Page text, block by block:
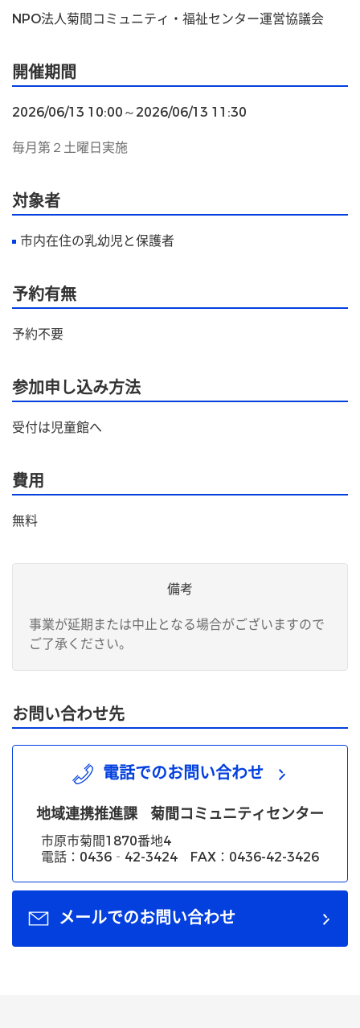
NPO法人菊間コミュニティ・福祉センター運営協議会
開催期間
2026/06/13 10:00～2026/06/13 11:30
毎月第２土曜日実施
対象者
市内在住の乳幼児と保護者
予約有無
予約不要
参加申し込み方法
受付は児童館へ
費用
無料
備考
事業が延期または中止となる場合がございますので
ご了承ください。
お問い合わせ先
電話でのお問い合わせ
地域連携推進課 菊間コミュニティセンター
市原市菊間1870番地4
電話：0436‐42-3424 FAX：0436-42-3426
メールでのお問い合わせ